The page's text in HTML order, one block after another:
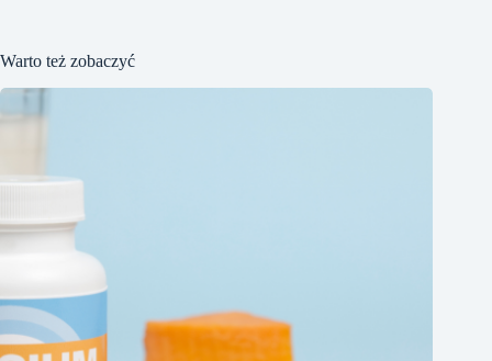
Warto też zobaczyć